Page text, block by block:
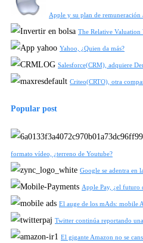
Apple y su plan de remuneración
The Relative Valuation
Yahoo, ¿Quien da más?
Salesforce(CRM), adquiere
Criteo(CRTO), otra
Popular post
formato vídeo, ¿terreno de Youtube?
Google se adentra en
Apple Pay, ¿el
El auge de los mAds: mobile
Twitter continúa reportando
El gigante Amazon no se